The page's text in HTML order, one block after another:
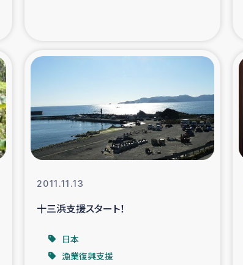
被災者支援 デニヤヤ
者支援 アイナロ県マウベ
（カカオ）事業
2011.11.13
十三浜支援スタート！
日本
漁業復興支援